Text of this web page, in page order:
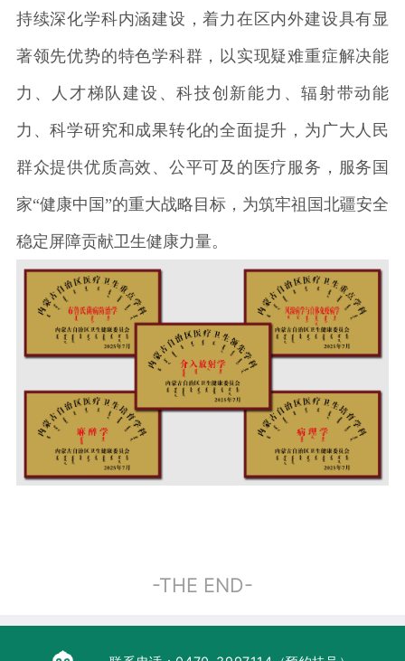
持续深化学科内涵建设，着力在区内外建设具有显
著领先优势的特色学科群，以实现疑难重症解决能
力、人才梯队建设、科技创新能力、辐射带动能
力、科学研究和成果转化的全面提升，为广大人民
群众提供优质高效、公平可及的医疗服务，服务国
家“健康中国”的重大战略目标，为筑牢祖国北疆安全
稳定屏障贡献卫生健康力量。
-THE END-